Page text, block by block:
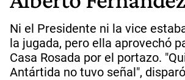
Ni el Presidente ni la vice
la jugada, pero ella aprovechó
Casa Rosada por el portazo.
Antártida no tuvo señal",